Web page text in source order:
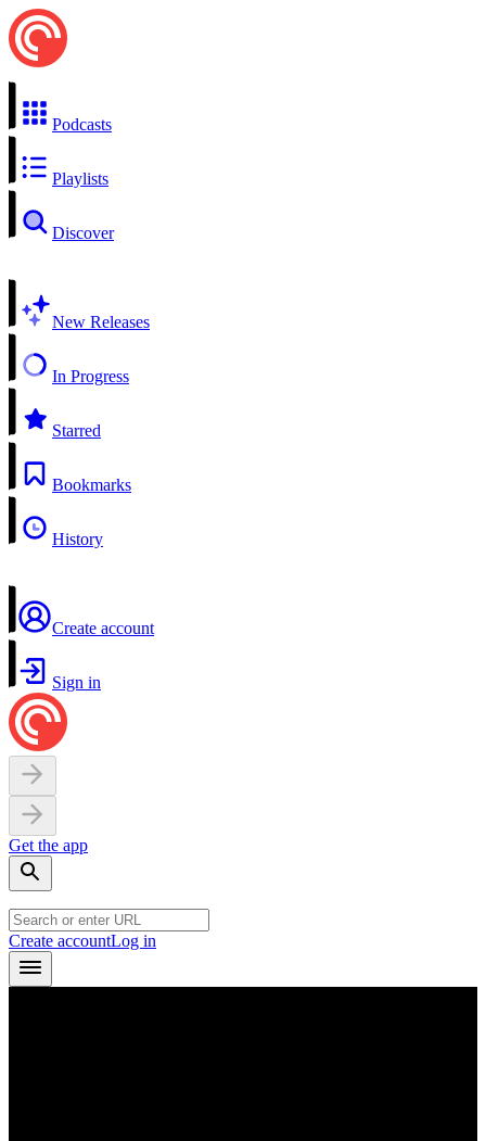
Podcasts
Playlists
Discover
New Releases
In Progress
Starred
Bookmarks
History
Create account
Sign in
Get the app
Create accountLog in